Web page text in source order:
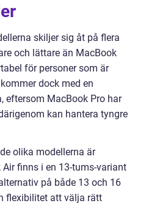
skiljer sig åt på flera
och lättare än MacBook
för personer som är
dock med en
eftersom MacBook Pro har
kan hantera tyngre
olika modellerna är
finns i en 13-tums-variant
på både 13 och 16
flexibilitet att välja rätt